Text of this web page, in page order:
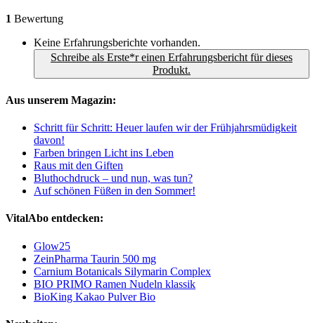
1 Bewertung
Keine Erfahrungsberichte vorhanden.
Schreibe als Erste*r einen Erfahrungsbericht für dieses
Produkt.
Aus unserem Magazin:
Schritt für Schritt: Heuer laufen wir der Frühjahrsmüdigkeit
davon!
Farben bringen Licht ins Leben
Raus mit den Giften
Bluthochdruck – und nun, was tun?
Auf schönen Füßen in den Sommer!
VitalAbo entdecken:
Glow25
ZeinPharma Taurin 500 mg
Carnium Botanicals Silymarin Complex
BIO PRIMO Ramen Nudeln klassik
BioKing Kakao Pulver Bio